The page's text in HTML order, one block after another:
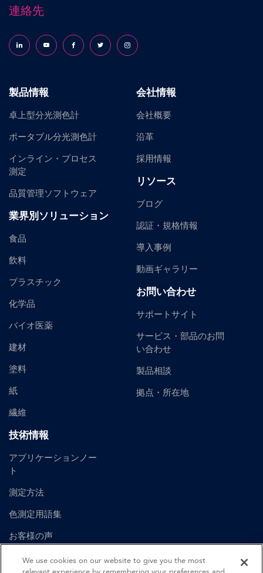
連絡先
Follow us on LinkedInFollow us on YouTubeFollow us on Facebook
Follow us on X (formerly Twitter)
Follow us on Instagram
製品情報
卓上型分光測色計
ポータブル分光測色計
インライン・プロセス
測定
品質管理ソフトウェア
業界別ソリューション
食品
飲料
プラスチック
化学品
バイオ医薬
建材
塗料
紙
繊維
技術情報
アプリケーションノー
ト
測定方法
色測定用語集
お客様の声
ユーザーマニュアル
会社情報
会社概要
沿革
採用情報
リソース
ブログ
認証・規格情報
導入事例
動画ギャラリー
お問い合わせ
サポートサイト
サービス・部品のお問
い合わせ
製品相談
拠点・所在地
We use cookies on our website to give you the most